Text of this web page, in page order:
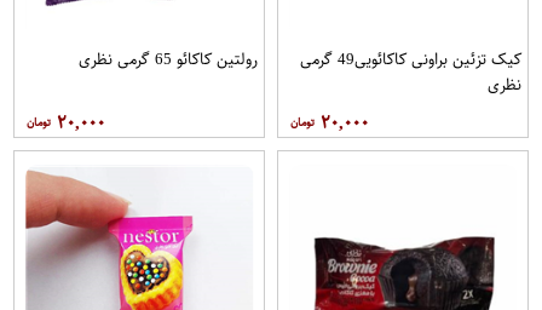
کیک تزئین براونی کاکائویی49 گرمی
نظری
۲۰,۰۰۰
رولتین کاکائو 65 گرمی نظری
۲۰,۰۰۰